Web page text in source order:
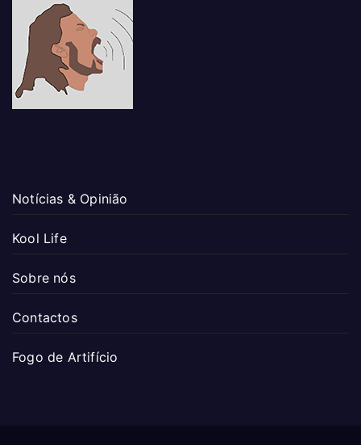
Notícias & Opinião
Kool Life
Sobre nós
Contactos
Fogo de Artifício